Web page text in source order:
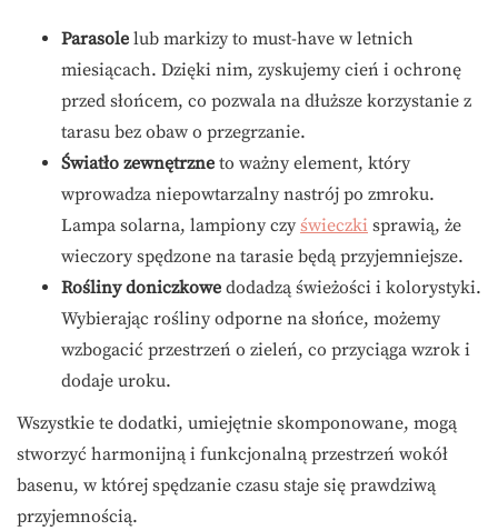
Parasole lub markizy to must-have w letnich
miesiącach. Dzięki nim, zyskujemy cień i ochronę
przed słońcem, co pozwala na dłuższe korzystanie z
tarasu bez obaw o przegrzanie.
Światło zewnętrzne to ważny element, który
wprowadza niepowtarzalny nastrój po zmroku.
Lampa solarna, lampiony czy świeczki sprawią, że
wieczory spędzone na tarasie będą przyjemniejsze.
Rośliny doniczkowe dodadzą świeżości i kolorystyki.
Wybierając rośliny odporne na słońce, możemy
wzbogacić przestrzeń o zieleń, co przyciąga wzrok i
dodaje uroku.
Wszystkie te dodatki, umiejętnie skomponowane, mogą
stworzyć harmonijną i funkcjonalną przestrzeń wokół
basenu, w której spędzanie czasu staje się prawdziwą
przyjemnością.